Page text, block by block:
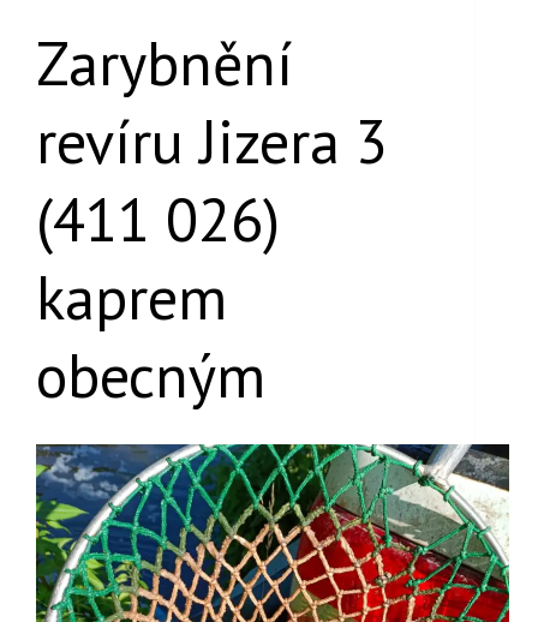
Zarybnění
revíru Jizera 3
(411 026)
kaprem
obecným